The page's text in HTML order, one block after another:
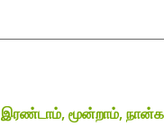
இரண்டாம், மூன்றாம்,